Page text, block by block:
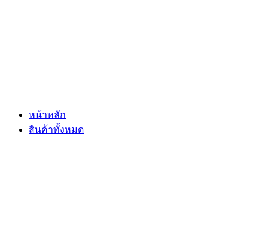
หน้าหลัก
สินค้าทั้งหมด